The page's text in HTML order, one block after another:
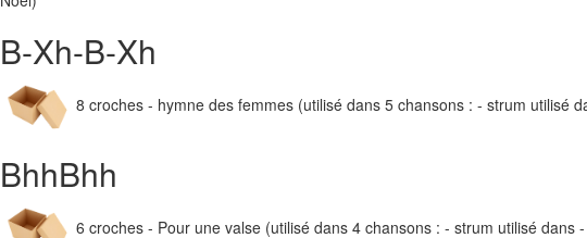
B-Xh-B-Xh
8 croches - hymne des femmes (utilisé dans 5 chansons : - strum utilisé
BhhBhh
6 croches - Pour une valse (utilisé dans 4 chansons : - strum utilisé dans